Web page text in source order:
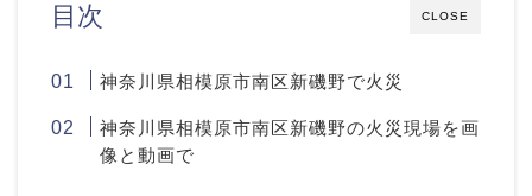
CLOSE
目次
神奈川県相模原市南区新磯野で火災
神奈川県相模原市南区新磯野の火災現場を画
像と動画で